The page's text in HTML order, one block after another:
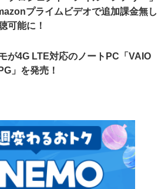
プライムビデオで追加課金無し
可能に！
モが4G LTE対応のノートPC「VAIO
」を発売！